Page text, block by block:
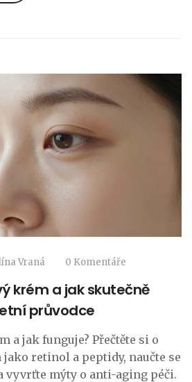
Vraná 0 Komentáře
krém a jak skutečně
průvodce
a jak funguje? Přečtěte si o
retinol a peptidy, naučte se
vyvrťte mýty o anti-aging péči.